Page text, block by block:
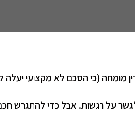
מומחה (כי הסכם לא מקצועי יעלה
על רגשות. אבל כדי להתגרש